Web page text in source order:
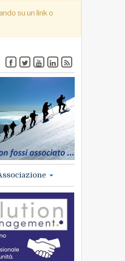
su un link o